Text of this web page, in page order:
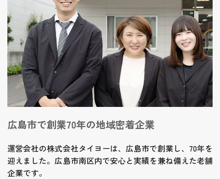
広島市で創業70年の地域密着企業
運営会社の株式会社タイヨーは、広島市で創業し、70年を
迎えました。広島市南区内で安心と実績を兼ね備えた老舗
企業です。